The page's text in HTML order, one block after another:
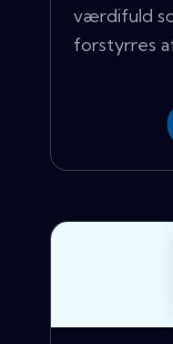
værdifuld
forstyrres